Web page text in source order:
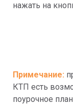
нажать на
Примечание:
КТП есть
поурочное